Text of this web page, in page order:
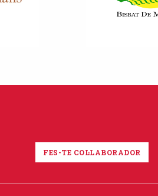
FES-TE COL·LABORADOR